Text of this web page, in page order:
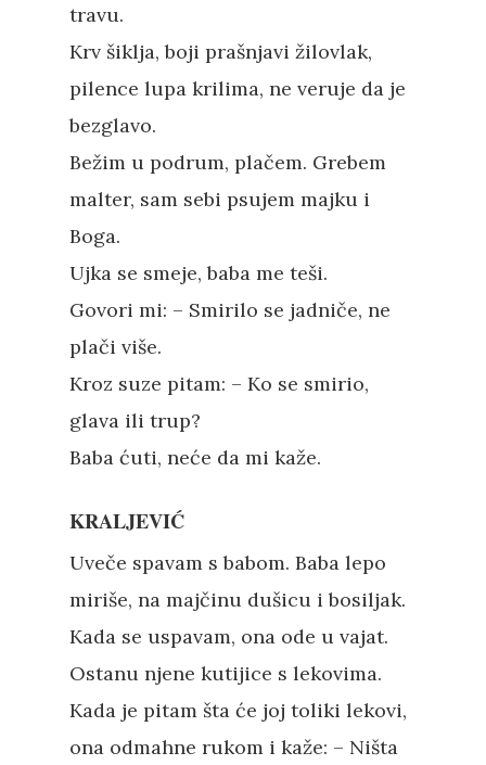
Pritisnite "Enter" da pretražite ili
travu.
Krv šiklja, boji prašnjavi žilovlak,
pilence lupa krilima, ne veruje da je
bezglavo.
Bežim u podrum, plačem. Grebem
malter, sam sebi psujem majku i
Boga.
Ujka se smeje, baba me teši.
Govori mi: – Smirilo se jadniče, ne
plači više.
Kroz suze pitam: – Ko se smirio,
glava ili trup?
Baba ćuti, neće da mi kaže.
KRALJEVIĆ
Uveče spavam s babom. Baba lepo
miriše, na majčinu dušicu i bosiljak.
Kada se uspavam, ona ode u vajat.
Ostanu njene kutijice s lekovima.
Kada je pitam šta će joj toliki lekovi,
ona odmahne rukom i kaže: – Ništa